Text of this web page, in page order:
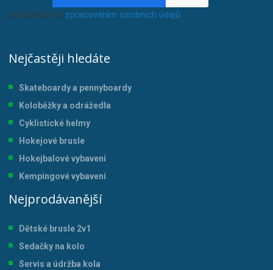
Souhlasím se zpracováním osobních údajů.
Nejčastěji hledáte
Skateboardy a pennyboardy
Koloběžky a odrážedla
Cyklistické helmy
Hokejové brusle
Hokejbalové vybavení
Kempingové vybavení
Nejprodávanější
Dětské brusle 2v1
Sedačky na kolo
Servis a údržba kola